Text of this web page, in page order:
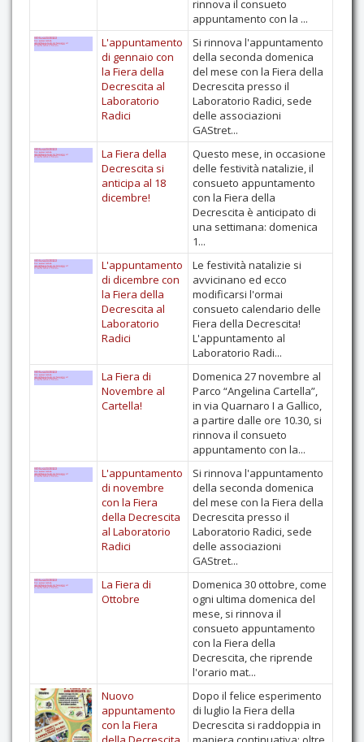
rinnova il consueto
appuntamento con la ...
L'appuntamento
di gennaio con
la Fiera della
Decrescita al
Laboratorio
Radici
Si rinnova l'appuntamento
della seconda domenica
del mese con la Fiera della
Decrescita presso il
Laboratorio Radici, sede
delle associazioni
GAStret...
La Fiera della
Decrescita si
anticipa al 18
dicembre!
Questo mese, in occasione
delle festività natalizie, il
consueto appuntamento
con la Fiera della
Decrescita è anticipato di
una settimana: domenica
1...
L'appuntamento
di dicembre con
la Fiera della
Decrescita al
Laboratorio
Radici
Le festività natalizie si
avvicinano ed ecco
modificarsi l'ormai
consueto calendario delle
Fiera della Decrescita!
L'appuntamento al
Laboratorio Radi...
La Fiera di
Novembre al
Cartella!
Domenica 27 novembre al
Parco “Angelina Cartella”,
in via Quarnaro I a Gallico,
a partire dalle ore 10.30, si
rinnova il consueto
appuntamento con la...
L'appuntamento
di novembre
con la Fiera
della Decrescita
al Laboratorio
Radici
Si rinnova l'appuntamento
della seconda domenica
del mese con la Fiera della
Decrescita presso il
Laboratorio Radici, sede
delle associazioni
GAStret...
La Fiera di
Ottobre
Domenica 30 ottobre, come
ogni ultima domenica del
mese, si rinnova il
consueto appuntamento
con la Fiera della
Decrescita, che riprende
l'orario mat...
Nuovo
appuntamento
con la Fiera
Dopo il felice esperimento
di luglio la Fiera della
Decrescita si raddoppia in